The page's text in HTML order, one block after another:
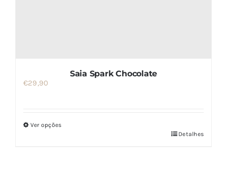
Saia Spark Chocolate
€29,90
Ver opções
Detalhes